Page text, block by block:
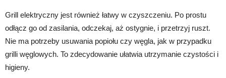
Grill elektryczny jest również łatwy w czyszczeniu. Po prostu
odłącz go od zasilania, odczekaj, aż ostygnie, i przetrzyj ruszt.
Nie ma potrzeby usuwania popiołu czy węgla, jak w przypadku
grilli węglowych. To zdecydowanie ułatwia utrzymanie czystości i
higieny.